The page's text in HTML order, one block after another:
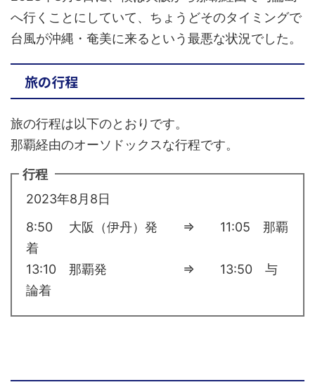
へ行くことにしていて、ちょうどそのタイミングで
台風が沖縄・奄美に来るという最悪な状況でした。
旅の行程
旅の行程は以下のとおりです。
那覇経由のオーソドックスな行程です。
行程
2023年8月8日
8:50 大阪（伊丹）発 ⇒ 11:05 那覇
着
13:10 那覇発 ⇒ 13:50 与
論着